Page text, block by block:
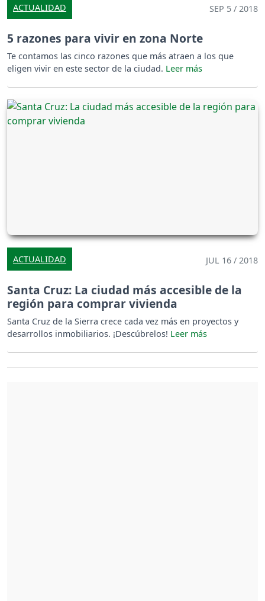
ACTUALIDAD SEP 5 / 2018
5 razones para vivir en zona Norte
Te contamos las cinco razones que más atraen a los que
eligen vivir en este sector de la ciudad.
ACTUALIDAD JUL 16 / 2018
Santa Cruz: La ciudad más accesible de la
región para comprar vivienda
Santa Cruz de la Sierra crece cada vez más en proyectos y
desarrollos inmobiliarios. ¡Descúbrelos!